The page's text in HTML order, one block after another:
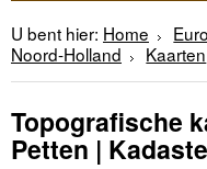
U bent hier: Home
Noord-Holland
Kaarten
Topografische
Petten |